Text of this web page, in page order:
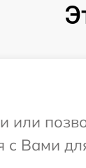
или
с Вами